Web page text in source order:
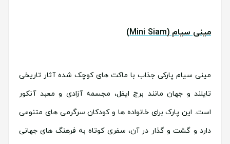
مینی سیام (Mini Siam)
مینی سیام پارکی جذاب با ماکت های کوچک شده آثار تاریخی
تایلند و جهان مانند برج ایفل، مجسمه آزادی و معبد آنکور
است. این پارک برای خانواده ها و کودکان سرگرمی های متنوعی
دارد و گشت و گذار در آن، سفری کوتاه به فرهنگ های جهانی